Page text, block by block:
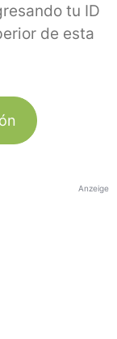
tu ID
de esta
Anzeige